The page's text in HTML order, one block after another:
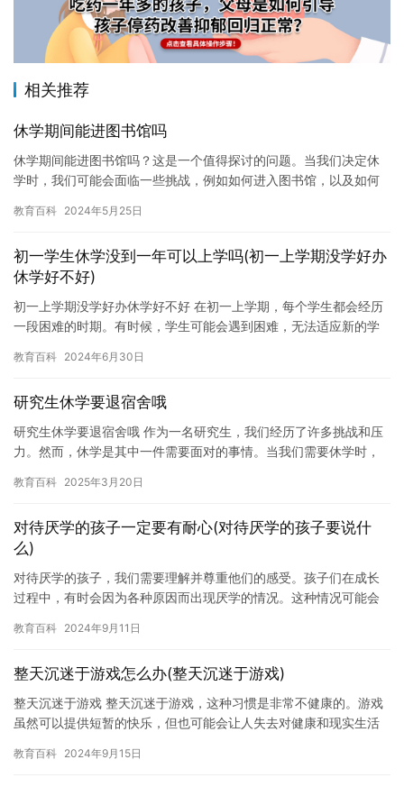
相关推荐
休学期间能进图书馆吗
休学期间能进图书馆吗？这是一个值得探讨的问题。当我们决定休
学时，我们可能会面临一些挑战，例如如何进入图书馆，以及如何
提供…
教育百科 2024年5月25日
初一学生休学没到一年可以上学吗(初一上学期没学好办
休学好不好)
初一上学期没学好办休学好不好 在初一上学期，每个学生都会经历
一段困难的时期。有时候，学生可能会遇到困难，无法适应新的学
下，学…
教育百科 2024年6月30日
研究生休学要退宿舍哦
研究生休学要退宿舍哦 作为一名研究生，我们经历了许多挑战和压
力。然而，休学是其中一件需要面对的事情。当我们需要休学时，
的宿…
教育百科 2025年3月20日
对待厌学的孩子一定要有耐心(对待厌学的孩子要说什
么)
对待厌学的孩子，我们需要理解并尊重他们的感受。孩子们在成长
过程中，有时会因为各种原因而出现厌学的情况。这种情况可能会
积极的…
教育百科 2024年9月11日
整天沉迷于游戏怎么办(整天沉迷于游戏)
整天沉迷于游戏 整天沉迷于游戏，这种习惯是非常不健康的。游戏
虽然可以提供短暂的快乐，但也可能会让人失去对健康和现实生活
度…
教育百科 2024年9月15日